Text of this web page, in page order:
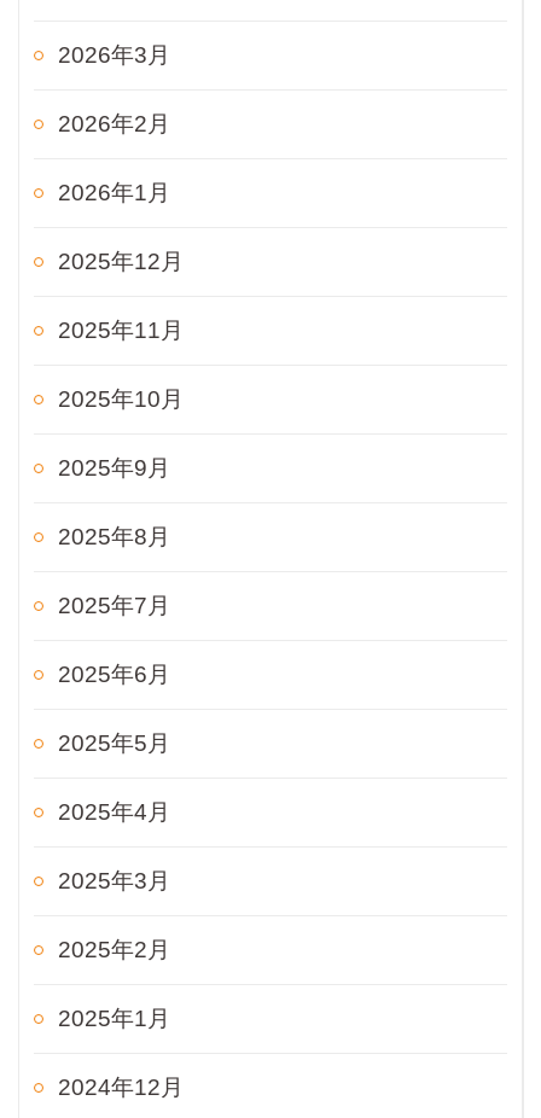
2026年3月
2026年2月
2026年1月
2025年12月
2025年11月
2025年10月
2025年9月
2025年8月
2025年7月
2025年6月
2025年5月
2025年4月
2025年3月
2025年2月
2025年1月
2024年12月